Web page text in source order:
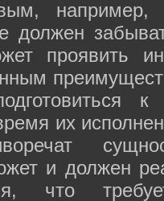
например,
должен
проявить
их
и должен
что